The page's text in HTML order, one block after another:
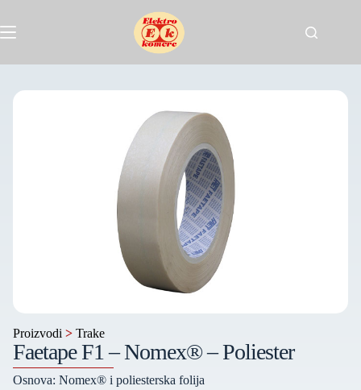
Proizvodi > Trake
Faetape F1 – Nomex® – Poliester
Osnova: Nomex® i poliesterska folija